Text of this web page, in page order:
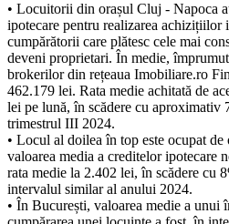
• Locuitorii din orașul Cluj - Napoca
ipotecare pentru realizarea
cumpărătorii care plătesc cele mai
deveni proprietari. În medie,
brokerilor din rețeaua Imobiliare.ro
462.179 lei. Rata medie achitată de
lei pe lună, în scădere cu aproximativ
trimestrul III 2024.
• Locul al doilea în top este ocupat de
valoarea media a creditelor ipotecare
rata medie la 2.402 lei, în scădere cu
intervalul similar al anului 2024.
• În București, valoarea medie a unui